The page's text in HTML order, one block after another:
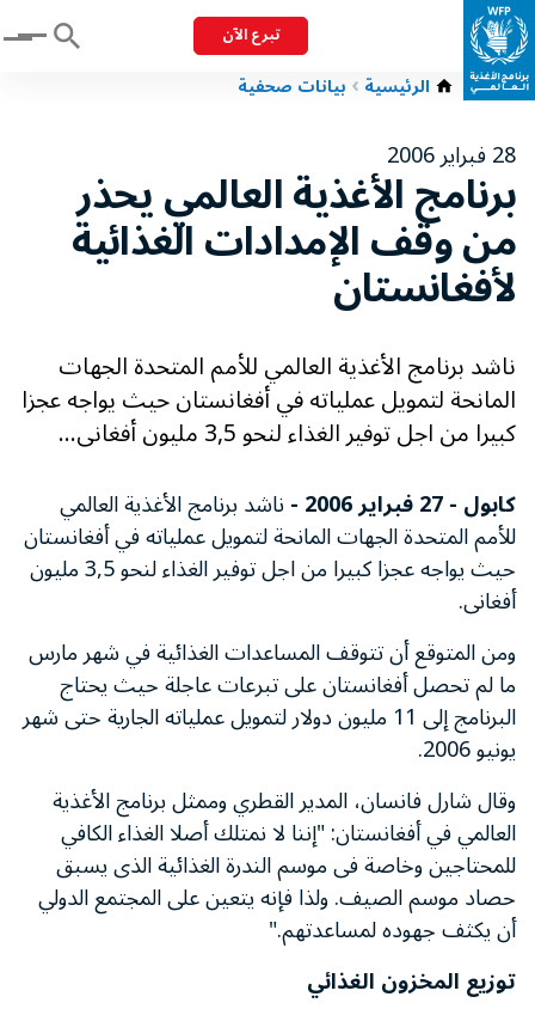
تبرع الآن Menu
الرئيسية بيانات صحفية
28 فبراير 2006
برنامج الأغذية العالمي يحذر
من وقف الإمدادات الغذائية
لأفغانستان
ناشد برنامج الأغذية العالمي للأمم المتحدة الجهات
المانحة لتمويل عملياته في أفغانستان حيث يواجه عجزا
كبيرا من اجل توفير الغذاء لنحو 3,5 مليون أفغانى...
كابول - 27 فبراير 2006 - ناشد برنامج الأغذية العالمي
للأمم المتحدة الجهات المانحة لتمويل عملياته في أفغانستان
حيث يواجه عجزا كبيرا من اجل توفير الغذاء لنحو 3,5 مليون
أفغانى.
ومن المتوقع أن تتوقف المساعدات الغذائية في شهر مارس
ما لم تحصل أفغانستان على تبرعات عاجلة حيث يحتاج
البرنامج إلى 11 مليون دولار لتمويل عملياته الجارية حتى شهر
يونيو 2006.
وقال شارل فانسان، المدير القطري وممثل برنامج الأغذية
العالمي في أفغانستان: "إننا لا نمتلك أصلا الغذاء الكافي
للمحتاجين وخاصة فى موسم الندرة الغذائية الذى يسبق
حصاد موسم الصيف. ولذا فإنه يتعين على المجتمع الدولي
أن يكثف جهوده لمساعدتهم."
توزيع المخزون الغذائي